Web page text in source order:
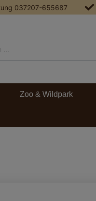
037207-655687
Zoo & Wildpark